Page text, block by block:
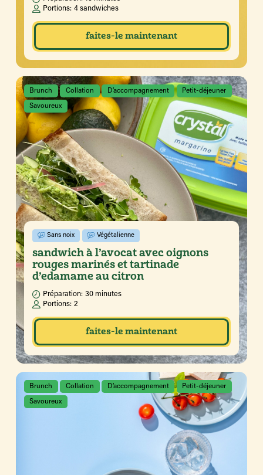
Portions: 4 sandwiches
faites-le maintenant
Brunch Collation D’accompagnement Petit-déjeuner
Savoureux
Sans noix Végétalienne
sandwich à l’avocat avec oignons
rouges marinés et tartinade
d’edamame au citron
Préparation: 30 minutes
Portions: 2
faites-le maintenant
Brunch Collation D’accompagnement Petit-déjeuner
Savoureux